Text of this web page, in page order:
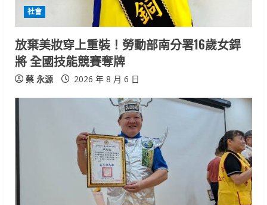
n
g
社會
放棄美妝穿上重裝！勞動部南分署16歲女銲
將 全國技能競賽奪牌
蔡 永源 2026 年 8 月 6 日